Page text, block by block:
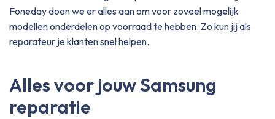
Foneday doen we er alles aan om voor zoveel mogelijk
modellen onderdelen op voorraad te hebben. Zo kun jij als
reparateur je klanten snel helpen.
Alles voor jouw Samsung
reparatie